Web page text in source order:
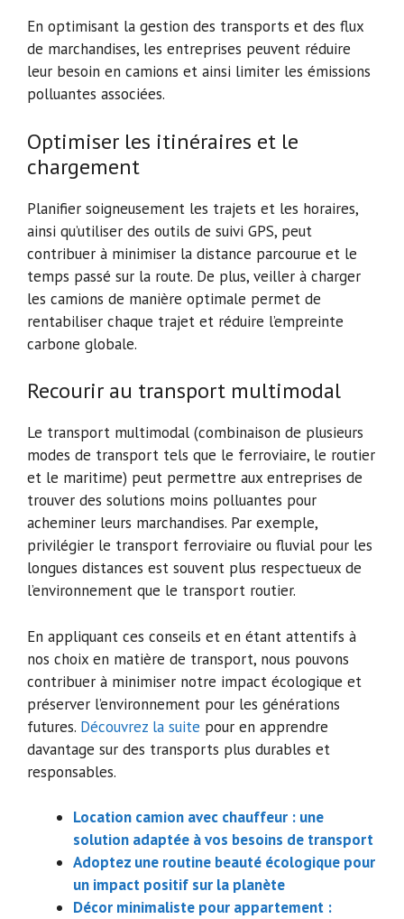
En optimisant la gestion des transports et des flux
de marchandises, les entreprises peuvent réduire
leur besoin en camions et ainsi limiter les émissions
polluantes associées.
Optimiser les itinéraires et le
chargement
Planifier soigneusement les trajets et les horaires,
ainsi qu’utiliser des outils de suivi GPS, peut
contribuer à minimiser la distance parcourue et le
temps passé sur la route. De plus, veiller à charger
les camions de manière optimale permet de
rentabiliser chaque trajet et réduire l’empreinte
carbone globale.
Recourir au transport multimodal
Le transport multimodal (combinaison de plusieurs
modes de transport tels que le ferroviaire, le routier
et le maritime) peut permettre aux entreprises de
trouver des solutions moins polluantes pour
acheminer leurs marchandises. Par exemple,
privilégier le transport ferroviaire ou fluvial pour les
longues distances est souvent plus respectueux de
l’environnement que le transport routier.
En appliquant ces conseils et en étant attentifs à
nos choix en matière de transport, nous pouvons
contribuer à minimiser notre impact écologique et
préserver l’environnement pour les générations
futures. Découvrez la suite pour en apprendre
davantage sur des transports plus durables et
responsables.
Location camion avec chauffeur : une
solution adaptée à vos besoins de transport
Adoptez une routine beauté écologique pour
un impact positif sur la planète
Décor minimaliste pour appartement :